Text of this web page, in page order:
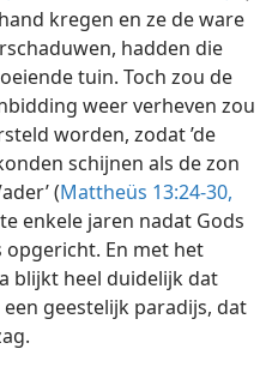
kregen en ze de ware
hadden die
tuin. Toch zou de
weer verheven zou
worden, zodat ’de
schijnen als de zon
(Mattheüs 13:24-30,
enkele jaren nadat Gods
En met het
blijkt heel duidelijk dat
geestelijk paradijs, dat